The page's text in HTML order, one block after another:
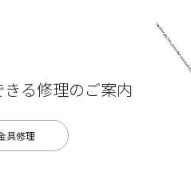
きる修理のご案内
具修理